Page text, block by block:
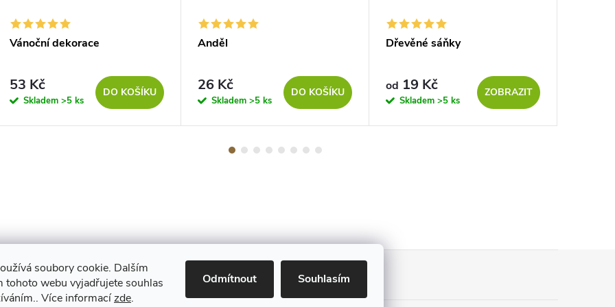
soubory cookie. Dalším
tohoto webu vyjadřujete souhlas
Více informacízde.
Odmítnout Souhlasím
Vánoční dekorace
53 Kč
Skladem >5 ks
DO KOŠÍKU
Anděl
26 Kč
Skladem >5 ks
DO KOŠÍKU
Dřevěné sáňky
od 19 Kč
Skladem >5 ks
ZOBRAZIT
Maestro